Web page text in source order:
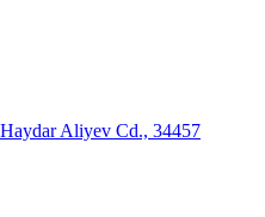
Aliyev Cd., 34457